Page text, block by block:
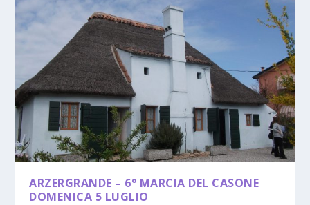
ARZERGRANDE – 6° MARCIA DEL CASONE
DOMENICA 5 LUGLIO